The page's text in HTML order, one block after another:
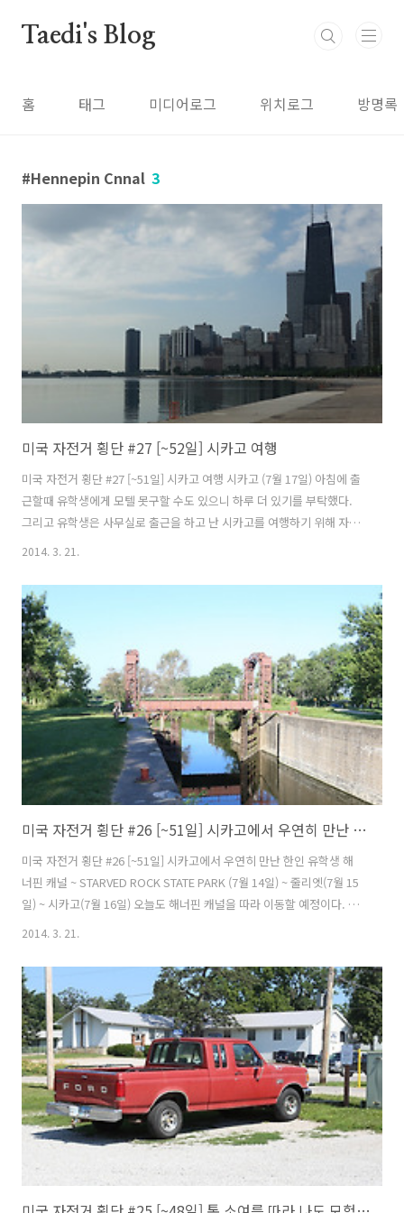
Taedi's Blog
홈 태그 미디어로그 위치로그 방명록
Hennepin Cnnal 3
미국 자전거 횡단 #27 [~52일] 시카고 여행
미국 자전거 횡단 #27 [~51일] 시카고 여행 시카고 (7월 17일) 아침에 출
근할때 유학생에게 모텔 못구할 수도 있으니 하루 더 있기를 부탁했다.
그리고 유학생은 사무실로 출근을 하고 난 시카고를 여행하기 위해 자전
거를 타고 다운타운으로 나왔다. 시카고는 미국에서 3번째로 큰 도시이
수(Lake Michigan)의 크기는 5만 7757㎢이나 되며 남한면적의 60%에
가까운 크기이고 최대 깊이는 281m이며 5대호중 유일하게 미국 영토안
에 있는 호수이다. 실제 내가 접했던 미시간 호수는 바다처럼 보였다. 시
카고는 1871년 10월 8일 일요일 아침, 소의 뒷발길질에 차인 등불이 떨
어져 불이 났고 때마침 남쪽에서 불어오는 강한 바람에,..
2014. 3. 21.
미국 자전거 횡단 #26 [~51일] 시카고에서 우연히 만난 한인 유학생 (줄리엣, 시카고)
미국 자전거 횡단 #26 [~51일] 시카고에서 우연히 만난 한인 유학생 해
너핀 캐널 ~ STARVED ROCK STATE PARK (7월 14일) ~ 줄리엣(7월 15
일) ~ 시카고(7월 16일) 오늘도 해너핀 캐널을 따라 이동할 예정이다. 조
금은 지루한 면도 있지만 자동차가 다니는 도로보다는 쾌적하고 즐거운
뻑 젖었다. 텐트가 비싸든 싼거든 결로에는 장사가 없는 듯 하다. 젖은 텐
트와 플라이가 다 마를때까지 캠핑장 주변을 돌아 다녔다. 낚시하러 온
사람들을 봤는데 어제 다른 캠핑장에서 내게 고기를 번쩍 들어올리며 포
즈 를 취해준 부부였다. 해너핀 캐널을 감상하며 천천히 가고 있었는데
운하의 합류지점이 나왔다. 내가 옳은 방향으로 가..
2014. 3. 21.